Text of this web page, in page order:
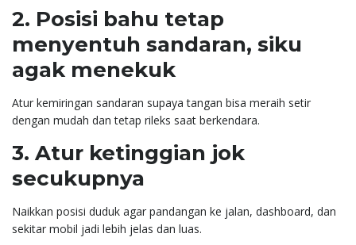
2. Posisi bahu tetap
menyentuh sandaran, siku
agak menekuk
Atur kemiringan sandaran supaya tangan bisa meraih setir
dengan mudah dan tetap rileks saat berkendara.
3. Atur ketinggian jok
secukupnya
Naikkan posisi duduk agar pandangan ke jalan, dashboard, dan
sekitar mobil jadi lebih jelas dan luas.